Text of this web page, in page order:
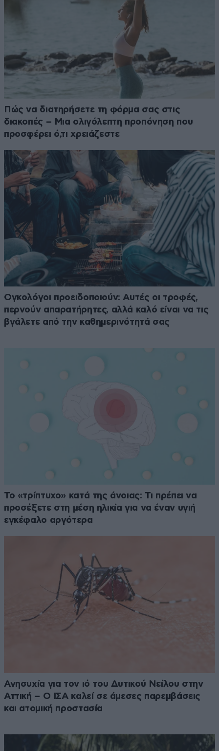
Πώς να διατηρήσετε τη φόρμα σας στις
διακοπές – Μια ολιγόλεπτη προπόνηση που
προσφέρει ό,τι χρειάζεστε
Ογκολόγοι προειδοποιούν: Αυτές οι τροφές,
περνούν απαρατήρητες, αλλά καλό είναι να τις
βγάλετε από την καθημερινότητά σας
Το «τρίπτυχο» κατά της άνοιας: Τι πρέπει να
προσέξετε στη μέση ηλικία για να έναν υγιή
εγκέφαλο αργότερα
Ανησυχία για τον ιό του Δυτικού Νείλου στην
Αττική – Ο ΙΣΑ καλεί σε άμεσες παρεμβάσεις
και ατομική προστασία